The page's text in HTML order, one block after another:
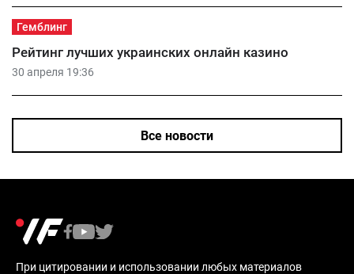
Гемблинг
30 апреля 19:36
Рейтинг лучших украинских онлайн казино
Все новости
При цитировании и использовании любых материалов